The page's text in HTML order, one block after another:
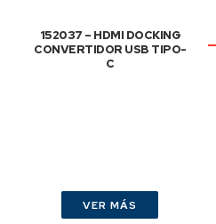
152037 – HDMI DOCKING
CONVERTIDOR USB TIPO-
C
VER MÁS